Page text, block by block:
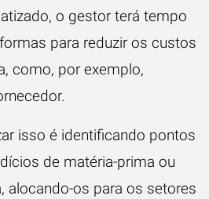
o gestor terá tempo
para reduzir os custos
como, por exemplo,
.
isso é identificando pontos
de matéria-prima ou
alocando-os para os setores